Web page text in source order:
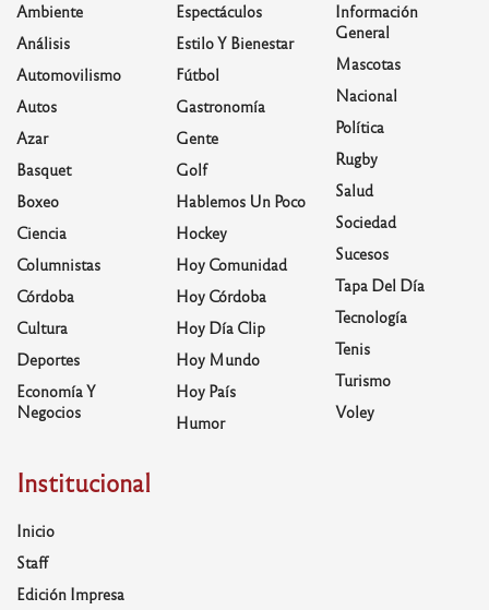
Ambiente
Análisis
Automovilismo
Autos
Azar
Basquet
Boxeo
Ciencia
Columnistas
Córdoba
Cultura
Deportes
Economía Y
Negocios
Espectáculos
Estilo Y Bienestar
Fútbol
Gastronomía
Gente
Golf
Hablemos Un Poco
Hockey
Hoy Comunidad
Hoy Córdoba
Hoy Día Clip
Hoy Mundo
Hoy País
Humor
Información
General
Mascotas
Nacional
Política
Rugby
Salud
Sociedad
Sucesos
Tapa Del Día
Tecnología
Tenis
Turismo
Voley
Institucional
Inicio
Staff
Edición Impresa